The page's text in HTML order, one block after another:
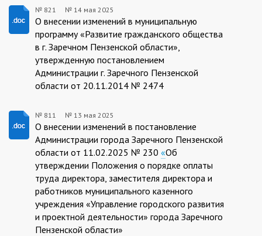
821/14.05.2025
№ 821 № 14 мая 2025
О внесении изменений в муниципальную
программу «Развитие гражданского общества
в г. Заречном Пензенской области»,
утвержденную постановлением
Администрации г. Заречного Пензенской
области от 20.11.2014 № 2474
811/13.05.2025
№ 811 № 13 мая 2025
О внесении изменений в постановление
Администрации города Заречного Пензенской
области от 11.02.2025 № 230 «Об
утверждении Положения о порядке оплаты
труда директора, заместителя директора и
работников муниципального казенного
учреждения «Управление городского развития
и проектной деятельности» города Заречного
Пензенской области»